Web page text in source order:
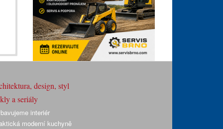
design, styl
a seriály
interiér
moderní kuchyně